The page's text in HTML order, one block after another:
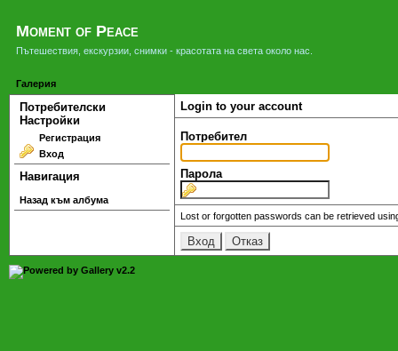
Moment of Peace
Пътешествия, екскурзии, снимки - красотата на света около нас.
Галерия
Потребителски
Настройки
Регистрация
Вход
Навигация
Назад към албума
Login to your account
Потребител
Парола
Lost or forgotten passwords can be retrieved